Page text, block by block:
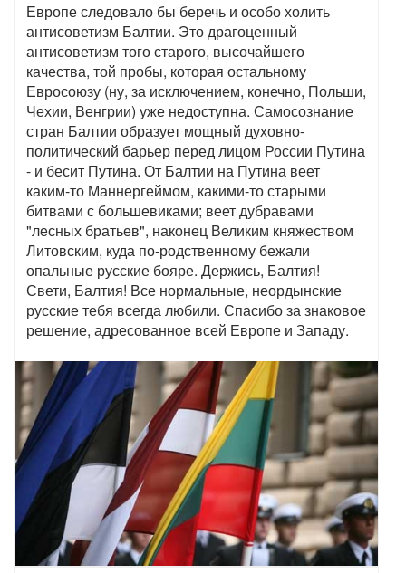
Европе следовало бы беречь и особо холить
антисоветизм Балтии. Это драгоценный
антисоветизм того старого, высочайшего
качества, той пробы, которая остальному
Евросоюзу (ну, за исключением, конечно, Польши,
Чехии, Венгрии) уже недоступна. Самосознание
стран Балтии образует мощный духовно-
политический барьер перед лицом России Путина
- и бесит Путина. От Балтии на Путина веет
каким-то Маннергеймом, какими-то старыми
битвами с большевиками; веет дубравами
"лесных братьев", наконец Великим княжеством
Литовским, куда по-родственному бежали
опальные русские бояре. Держись, Балтия!
Свети, Балтия! Все нормальные, неордынские
русские тебя всегда любили. Спасибо за знаковое
решение, адресованное всей Европе и Западу.